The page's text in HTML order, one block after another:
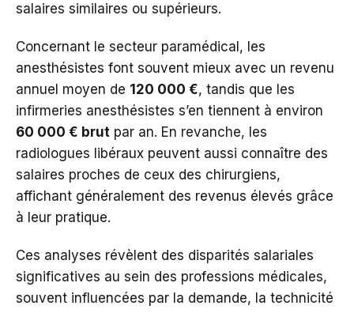
salaires similaires ou supérieurs.
Concernant le secteur paramédical, les
anesthésistes font souvent mieux avec un revenu
annuel moyen de 120 000 €, tandis que les
infirmeries anesthésistes s’en tiennent à environ
60 000 € brut par an. En revanche, les
radiologues libéraux peuvent aussi connaître des
salaires proches de ceux des chirurgiens,
affichant généralement des revenus élevés grâce
à leur pratique.
Ces analyses révèlent des disparités salariales
significatives au sein des professions médicales,
souvent influencées par la demande, la technicité